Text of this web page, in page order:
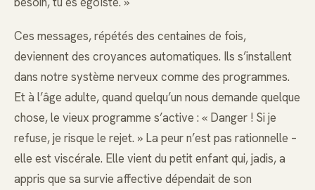
Ces messages, répétés des centaines de fois,
deviennent des croyances automatiques. Ils s’installent
dans notre système nerveux comme des programmes.
Et à l’âge adulte, quand quelqu’un nous demande quelque
chose, le vieux programme s’active : « Danger ! Si je
refuse, je risque le rejet. » La peur n’est pas rationnelle –
elle est viscérale. Elle vient du petit enfant qui, jadis, a
appris que sa survie affective dépendait de son